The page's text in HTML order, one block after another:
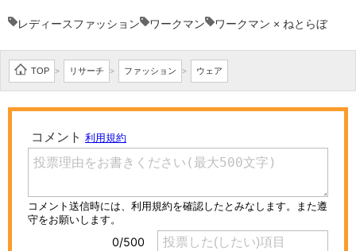
レディースファッション ワークマン ワークマン × ねとらぼ
TOP > リサーチ > ファッション > ウェア